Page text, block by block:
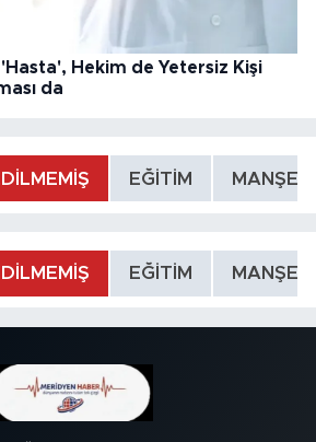
Hekim de Yetersiz Kişi
da
EĞİTİM MANŞET
EĞİTİM MANŞET